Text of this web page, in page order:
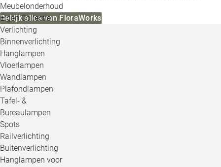
Meubelonderhoud
Eigen Collectie
Verlichting
Binnenverlichting
Hanglampen
Vloerlampen
Wandlampen
Plafondlampen
Tafel- &
Bureaulampen
Spots
Railverlichting
Buitenverlichting
Hanglampen voor
Bekijk alles van FloraWorks